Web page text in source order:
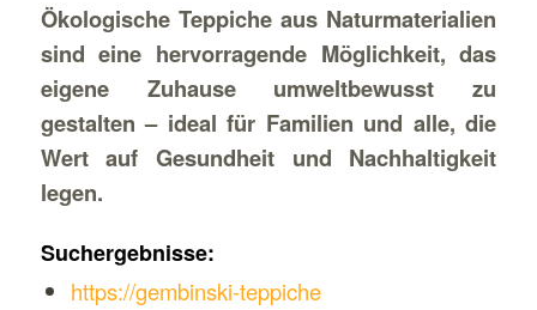
Ökologische Teppiche aus Naturmaterialien
sind eine hervorragende Möglichkeit, das
eigene Zuhause umweltbewusst zu
gestalten – ideal für Familien und alle, die
Wert auf Gesundheit und Nachhaltigkeit
legen.
Suchergebnisse:
https://gembinski-teppiche